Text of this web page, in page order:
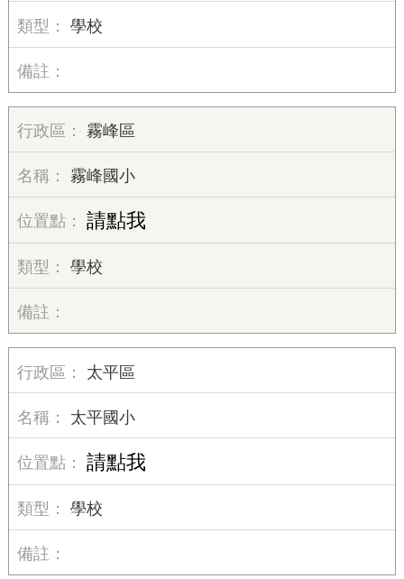
學校
霧峰區
霧峰國小
請點我
學校
太平區
太平國小
請點我
學校